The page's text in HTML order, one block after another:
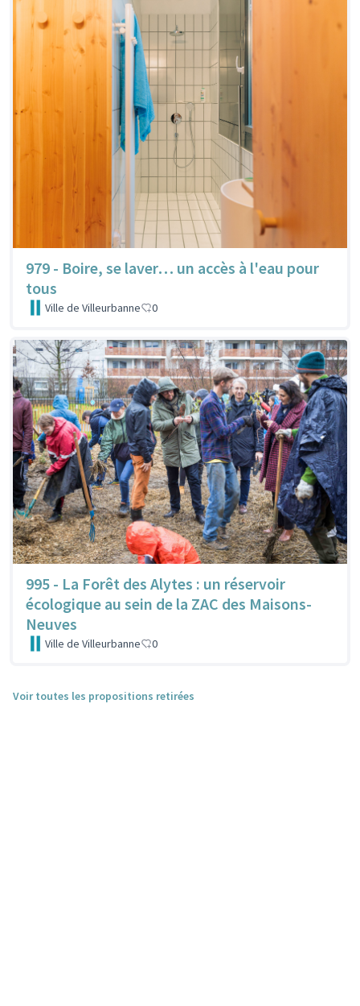
979 - Boire, se laver… un accès à l'eau pour
tous
Ville de Villeurbanne 0
995 - La Forêt des Alytes : un réservoir
écologique au sein de la ZAC des Maisons-
Neuves
Ville de Villeurbanne 0
Voir toutes les propositions retirées